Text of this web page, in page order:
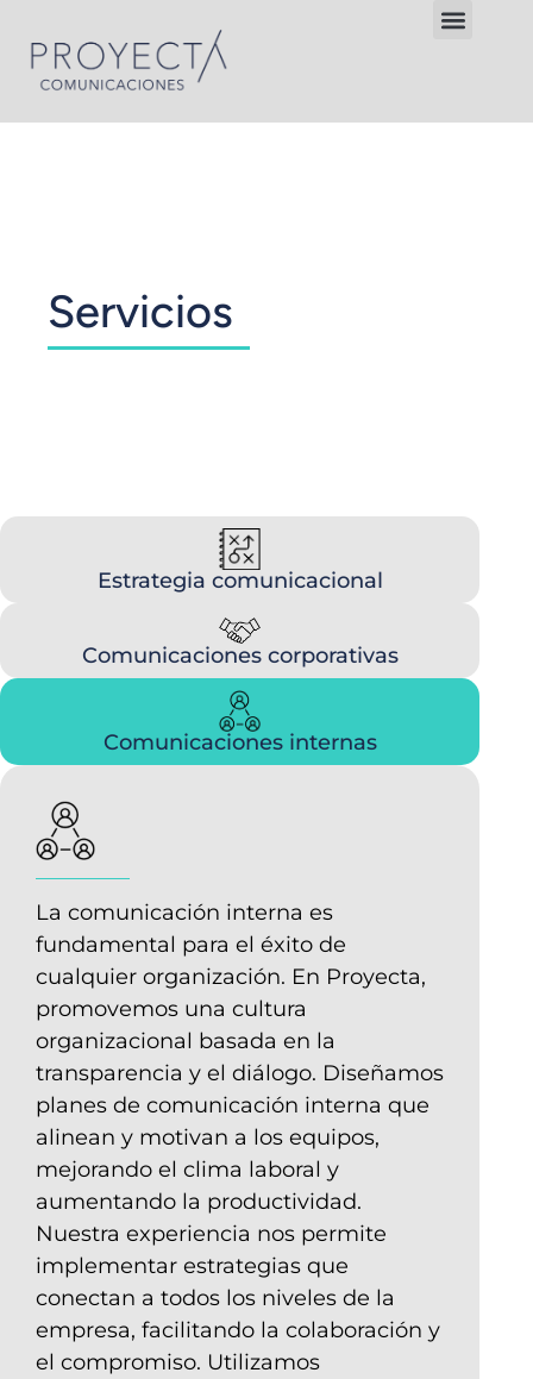
Servicios
Estrategia comunicacional
Comunicaciones corporativas
Comunicaciones internas
La comunicación interna es
fundamental para el éxito de
cualquier organización. En Proyecta,
promovemos una cultura
organizacional basada en la
transparencia y el diálogo. Diseñamos
planes de comunicación interna que
alinean y motivan a los equipos,
mejorando el clima laboral y
aumentando la productividad.
Nuestra experiencia nos permite
implementar estrategias que
conectan a todos los niveles de la
empresa, facilitando la colaboración y
el compromiso. Utilizamos